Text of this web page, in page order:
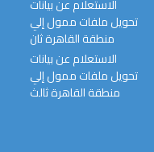
الاستعلام عن بيانات
تحويل ملفات ممول إلي
منطقة القاهرة ثان
الاستعلام عن بيانات
تحويل ملفات ممول إلي
منطقة القاهرة ثالث